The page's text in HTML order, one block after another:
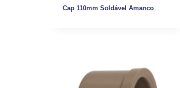
Cap 110mm Soldável Amanco